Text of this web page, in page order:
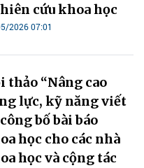
cứu khoa học
2026 07:01
thảo “Nâng cao
lực, kỹ năng viết
bố bài báo
học cho các nhà
học và cộng tác